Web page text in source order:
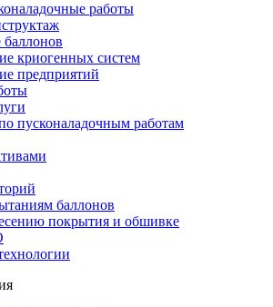
работы
криогенных систем
предприятий
пусконаладочным работам
баллонов
покрытия и обшивке